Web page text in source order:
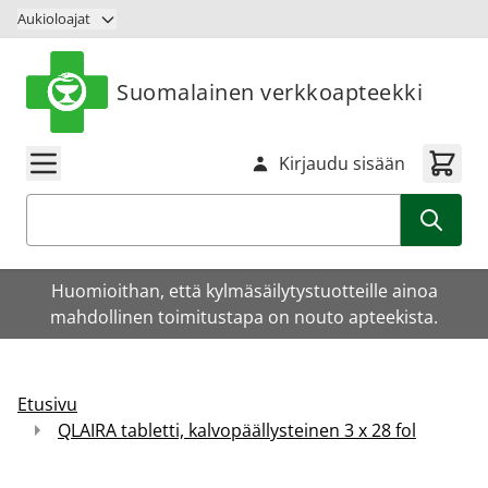
Siirry sisältöön
Aukioloajat
Suomalainen verkkoapteekki
Kirjaudu sisään
Huomioithan, että kylmäsäilytystuotteille ainoa
mahdollinen toimitustapa on nouto apteekista.
Etusivu
QLAIRA tabletti, kalvopäällysteinen 3 x 28 fol